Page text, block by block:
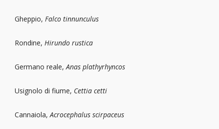
Gheppio, Falco tinnunculus
Rondine, Hirundo rustica
Germano reale, Anas plathyrhyncos
Usignolo di fiume, Cettia cetti
Cannaiola, Acrocephalus scirpaceus